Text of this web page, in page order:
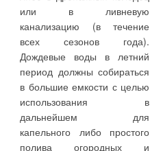
или в ливневую
канализацию (в течение
всех сезонов года).
Дождевые воды в летний
период должны собираться
в большие емкости с целью
использования в
дальнейшем для
капельного либо простого
полива огородных и
системы KX6
Однако, в некоторых
случаях одной лишь VRF-
системой обойтись бывает
затруднительно. Если в
кондиционирования
объекта в силу тех или иных
причин должны входить
1900 м
/ч, предельный
напор насоса — 93 м.
Корпус из чугуна с
шаровидным графитом и
торцовые уплотнения
рассчитаны на рабочие
давления до 25 бар. Это
связано с тем, что в
основном сети
трубопроводов